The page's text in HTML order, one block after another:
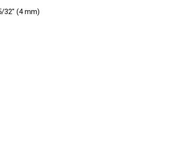
32″ (4 mm)